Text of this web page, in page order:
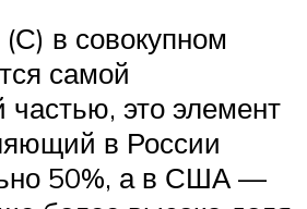
в совокупном
самой
частью, это элемент
в России
50%, а в США —